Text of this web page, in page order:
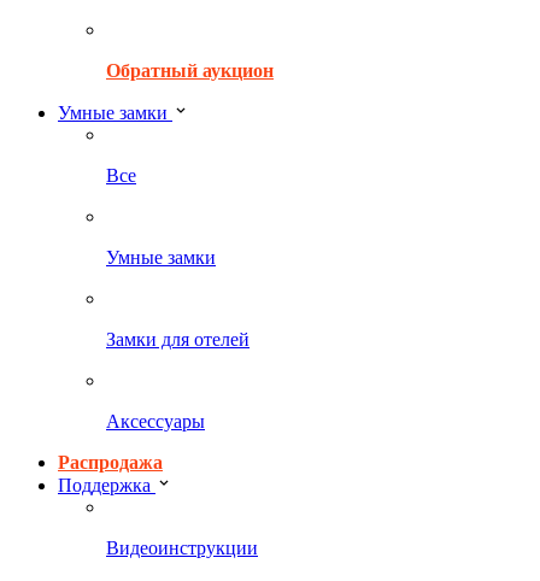
Обратный аукцион
Умные замки
Все
Умные замки
Замки для отелей
Аксессуары
Распродажа
Поддержка
Видеоинструкции